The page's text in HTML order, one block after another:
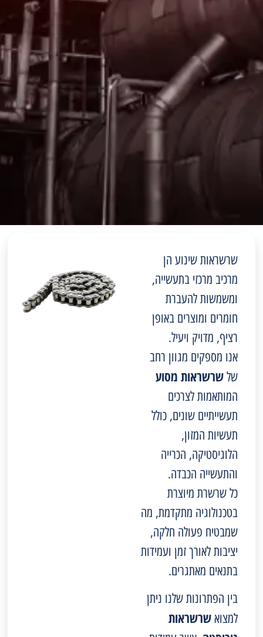
שרשראות שינוע הן
מרכיב מרכזי בתעשייה,
ומשמשות להעברת
חומרים ומוצרים באופן
רציף, מדויק ויעיל.
אנו מספקים מגוון רחב
שלשרשראות מסוע
המותאמות לצרכים
תעשייתיים שונים, כולל
תעשיות המזון,
הלוגיסטיקה, הכרייה
והתעשייה הכבדה.
כל שרשרת מיוצרת
בטכנולוגיה מתקדמת, מה
שמבטיח פעולה חלקה,
יציבות לאורך זמן ועמידות
בתנאים מאתגרים.
בין הפתרונות שלנו ניתן
למצואשרשראות